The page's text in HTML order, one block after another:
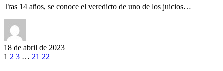
Tras 14 años, se conoce el veredicto de uno de los juicios…
18 de abril de 2023
1 2 3 … 21 22